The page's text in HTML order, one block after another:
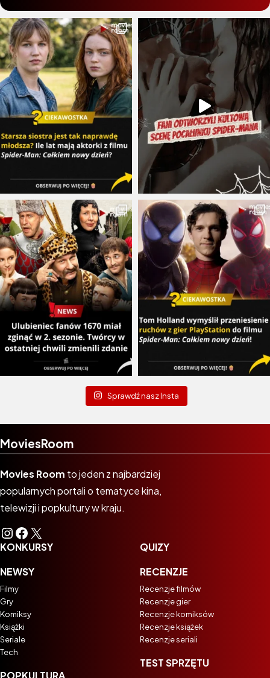
Sprawdź nasz Insta
MoviesRoom
Movies Room to jeden z najbardziej
popularnych portali o tematyce kina,
telewizji i popkultury w kraju.
Instagram
Facebook
X
KONKURSY
NEWSY
Filmy
Gry
Komiksy
Książki
Seriale
Tech
POPKULTURA
QUIZY
RECENZJE
Recenzje filmów
Recenzje gier
Recenzje komiksów
Recenzje książek
Recenzje seriali
TEST SPRZĘTU